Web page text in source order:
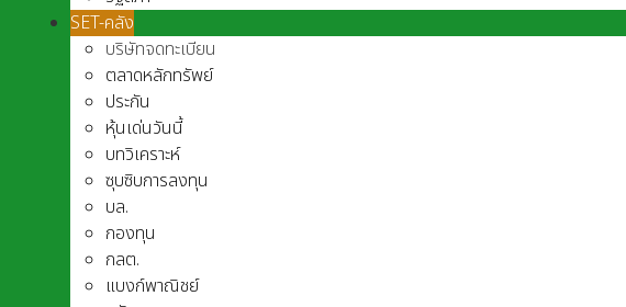
SET-คลัง
บริษัทจดทะเบียน
ตลาดหลักทรัพย์
ประกัน
หุ้นเด่นวันนี้
บทวิเคราะห์
ซุบซิบการลงทุน
บล.
กองทุน
กลต.
แบงก์พาณิชย์